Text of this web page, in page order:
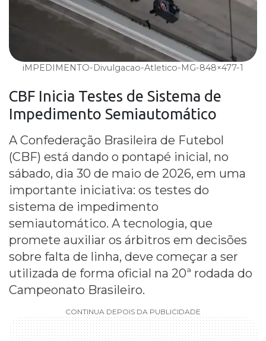
iMPEDIMENTO-Divulgacao-Atletico-MG-848×477-1
CBF Inicia Testes de Sistema de
Impedimento Semiautomático
A Confederação Brasileira de Futebol
(CBF) está dando o pontapé inicial, no
sábado, dia 30 de maio de 2026, em uma
importante iniciativa: os testes do
sistema de impedimento
semiautomático. A tecnologia, que
promete auxiliar os árbitros em decisões
sobre falta de linha, deve começar a ser
utilizada de forma oficial na 20ª rodada do
Campeonato Brasileiro.
CONTINUA DEPOIS DA PUBLICIDADE